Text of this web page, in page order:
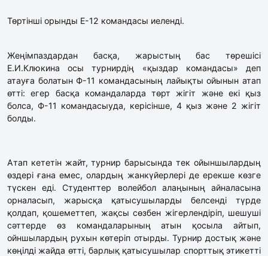
Төртінші орынды Е-12 командасы иеленді.
Жеңімпаздардан басқа, жарыстың бас төрешісі
Е.И.Клюкина осы турнирдің «қыздар командасы» деп
атауға болатын Ф-11 командасының лайықты ойынын атап
өтті: егер басқа командаларда төрт жігіт және екі қыз
болса, Ф-11 командасыyда, керісінше, 4 қыз және 2 жігіт
болды.
Атап кететін жайт, турнир барысында тек ойыншылардың
өздері ғана емес, олардың жанкүйерлері де ерекше көзге
түскен еді. Студенттер волейбол алаңының айналасына
орналасып, жарысқа қатысушыларды белсенді түрде
қолдап, қошеметтеп, жақсы сөзбен жігерлендіріп, шешуші
сәттерде өз командаларының атын қосыла айтып,
ойншылардың рухын көтеріп отырды. Турнир достық және
көңілді жайда өтті, барлық қатысушылар спорттық этикетті